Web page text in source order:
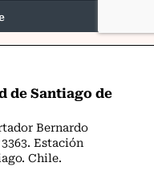
de Santiago de
Bernardo
Estación
Chile.